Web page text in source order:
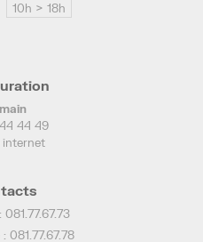
10h > 18h
44 49
internet
081.77.67.73
081.77.67.78